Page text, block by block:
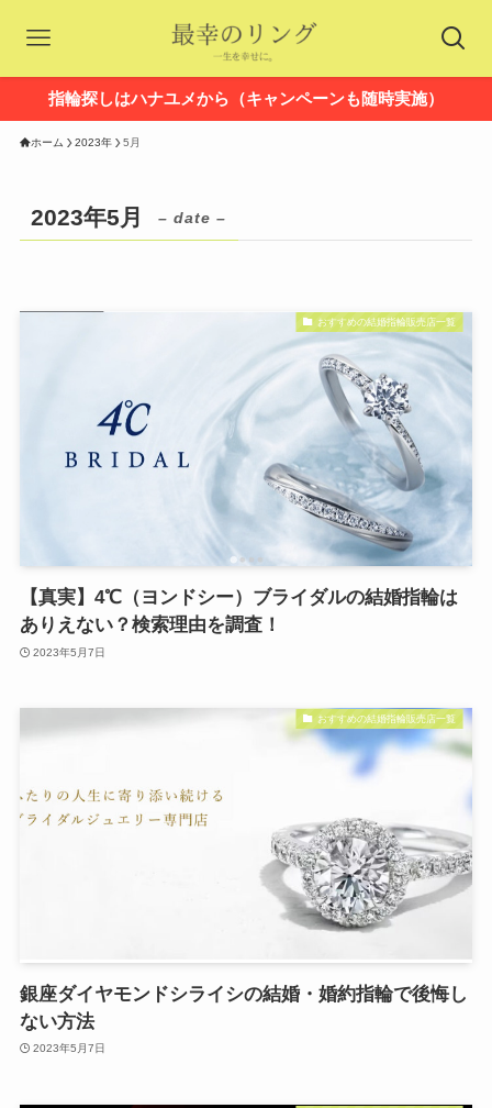
指輪探しはハナユメから（キャンペーンも随時実施）
ホーム 2023年 5月
2023年5月 – date –
おすすめの結婚指輪販売店一覧
【真実】4℃（ヨンドシー）ブライダルの結婚指輪は
ありえない？検索理由を調査！
2023年5月7日
おすすめの結婚指輪販売店一覧
銀座ダイヤモンドシライシの結婚・婚約指輪で後悔し
ない方法
2023年5月7日